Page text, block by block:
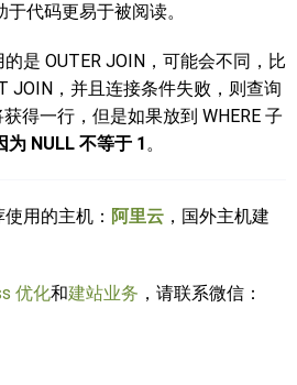
代码更易于被阅读。
的是 OUTER JOIN，可能会不同，比
JOIN，并且连接条件失败，则查询
得一行，但是如果放到 WHERE 子
为 NULL 不等于 1。
用的主机： 阿里云 ，国外主机建
优化和建站业务 ，请联系微信：